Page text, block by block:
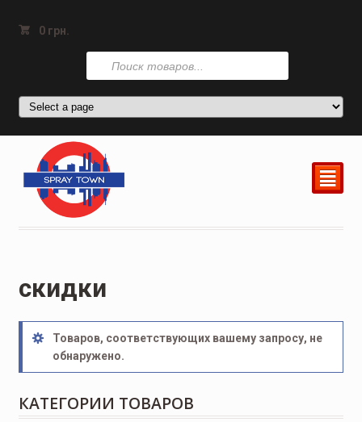
0 грн.
Поиск
товаров
²
скидки
Товаров, соответствующих вашему запросу, не
обнаружено.
КАТЕГОРИИ ТОВАРОВ